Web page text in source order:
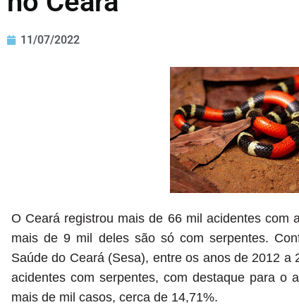
11/07/2022
O Ceará registrou mais de 66 mil acidentes com
mais de 9 mil deles são só com serpentes.
Saúde do Ceará (Sesa), entre os anos de 2012
acidentes com serpentes, com destaque para o
mais de mil casos, cerca de 14,71%.